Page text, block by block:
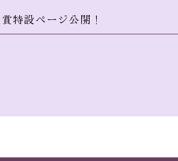
特設ページ公開！